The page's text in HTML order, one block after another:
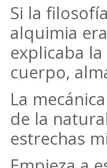
Si la
alquimia
explicaba
cuerpo,
La
de la
estrechas